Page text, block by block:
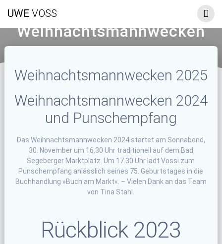
UWE VOSS
Weihnachtsmannwecken
Weihnachtsmannwecken 2025
Weihnachtsmannwecken 2024
und Punschempfang
Das Weihnachtsmannwecken 2024 startet am Sonnabend,
30. November um 16.30 Uhr traditionell auf dem Bad
Segeberger Marktplatz. Um 17.30 Uhr lädt Vossi zum
Punschempfang anlässlich seines 75. Geburtstages in die
Buchhandlung »Buch am Markt«. – Vielen Dank an das Team
von Tina Stahl.
Rückblick 2023